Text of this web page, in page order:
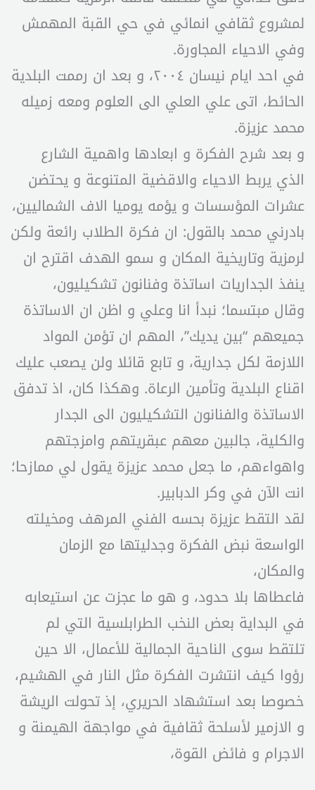
لمشروع ثقافي انمائي في حي القبة المهمش
وفي الاحياء المجاورة.
في احد ايام نيسان ٢٠٠٤، و بعد ان رممت البلدية
الحائط، اتى علي العلي الى العلوم ومعه زميله
محمد عزيزة.
و بعد شرح الفكرة و ابعادها واهمية الشارع
الذي يربط الاحياء والاقضية المتنوعة و يحتضن
عشرات المؤسسات و يؤمه يوميا الاف الشماليين،
بادرني محمد بالقول: ان فكرة الطلاب رائعة ولكن
لرمزية وتاريخية المكان و سمو الهدف اقترح ان
ينفذ الجداريات اساتذة وفنانون تشكيليون،
وقال مبتسما؛ نبدأ انا وعلي و اظن ان الاساتذة
جميعهم “بين يديك”، المهم ان تؤمن المواد
اللازمة لكل جدارية، و تابع قائلا ولن يصعب عليك
اقناع البلدية وتأمين الرعاة. وهكذا كان، اذ تدفق
الاساتذة والفنانون التشكيليون الى الجدار
والكلية، جالبين معهم عبقريتهم وامزجتهم
واهواءهم، ما جعل محمد عزيزة يقول لي ممازحا؛
انت الآن في وكر الدبابير.
لقد التقط عزيزة بحسه الفني المرهف ومخيلته
الواسعة نبض الفكرة وجدليتها مع الزمان
والمكان،
فاعطاها بلا حدود، و هو ما عجزت عن استيعابه
في البداية بعض النخب الطرابلسية التي لم
تلتقط سوى الناحية الجمالية للأعمال، الا حين
رؤوا كيف انتشرت الفكرة مثل النار في الهشيم،
خصوصا بعد استشهاد الحريري، إذ تحولت الريشة
و الازمير لأسلحة ثقافية في مواجهة الهيمنة و
الاجرام و فائض القوة،